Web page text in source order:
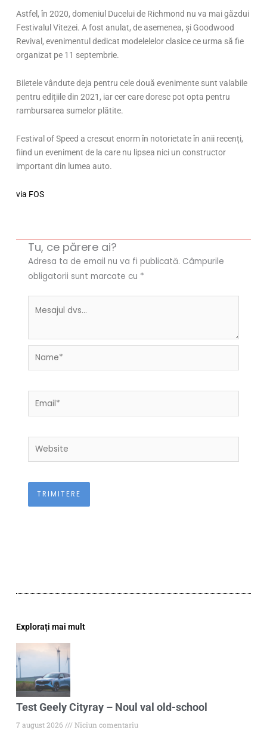
Astfel, în 2020, domeniul Ducelui de Richmond nu va mai găzdui
Festivalul Vitezei. A fost anulat, de asemenea, și Goodwood
Revival, evenimentul dedicat modelelelor clasice ce urma să fie
organizat pe 11 septembrie.
Biletele vândute deja pentru cele două evenimente sunt valabile
pentru edițiile din 2021, iar cer care doresc pot opta pentru
rambursarea sumelor plătite.
Festival of Speed a crescut enorm în notorietate în anii recenți,
fiind un eveniment de la care nu lipsea nici un constructor
important din lumea auto.
via FOS
Tu, ce părere ai?
Adresa ta de email nu va fi publicată. Câmpurile
obligatorii sunt marcate cu *
Name*
Email*
Website
Explorați mai mult
Test Geely Cityray – Noul val old-school
7 august 2026
Niciun comentariu